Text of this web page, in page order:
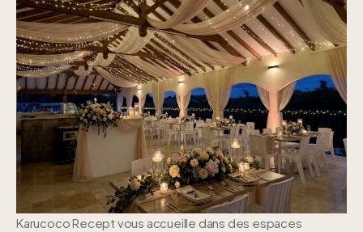
Karucoco Recept vous accueille dans des espaces